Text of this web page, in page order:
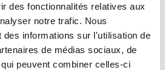
des fonctionnalités relatives aux
notre trafic. Nous
des informations sur l'utilisation de
de médias sociaux, de
peuvent combiner celles-ci
: